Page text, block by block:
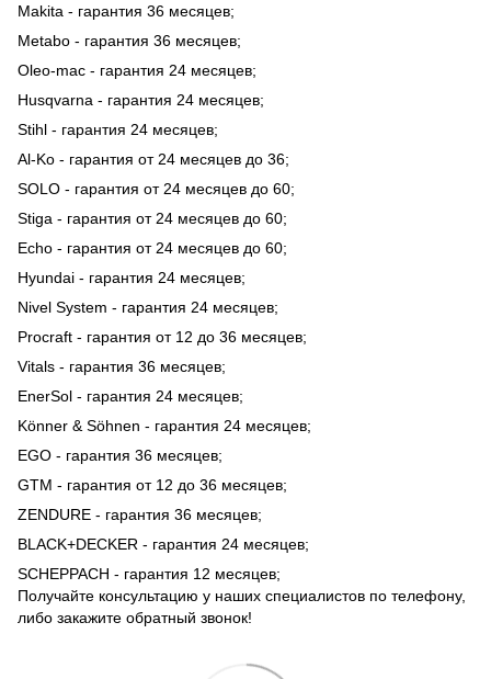
Makita - гарантия 36 месяцев;
Metabo - гарантия 36 месяцев;
Oleo-mac - гарантия 24 месяцев;
Husqvarna - гарантия 24 месяцев;
Stihl - гарантия 24 месяцев;
Al-Ko - гарантия от 24 месяцев до 36;
SOLO - гарантия от 24 месяцев до 60;
Stiga - гарантия от 24 месяцев до 60;
Echo - гарантия от 24 месяцев до 60;
Hyundai - гарантия 24 месяцев;
Nivel System - гарантия 24 месяцев;
Procraft - гарантия от 12 до 36 месяцев;
Vitals - гарантия 36 месяцев;
EnerSol - гарантия 24 месяцев;
Könner & Söhnen - гарантия 24 месяцев;
EGO - гарантия 36 месяцев;
GTM - гарантия от 12 до 36 месяцев;
ZENDURE - гарантия 36 месяцев;
BLACK+DECKER - гарантия 24 месяцев;
SCHEPPACH - гарантия 12 месяцев;
Получайте консультацию у наших специалистов по телефону,
либо закажите обратный звонок!